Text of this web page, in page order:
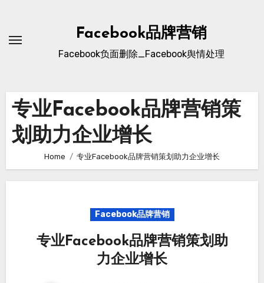
content
Facebook品牌营销
Facebook负面删除_Facebook舆情处理
专业Facebook品牌营销策
划助力企业增长
Home 专业Facebook品牌营销策划助力企业增长
Facebook品牌营销
专业Facebook品牌营销策划助
力企业增长